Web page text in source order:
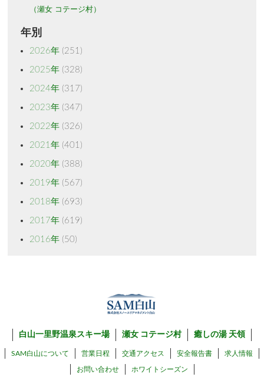
（瀬女 コテージ村）
年別
2026年(251)
2025年(328)
2024年(317)
2023年(347)
2022年(326)
2021年(401)
2020年(388)
2019年(567)
2018年(693)
2017年(619)
2016年(50)
白山一里野温泉スキー場 瀬女 コテージ村 癒しの湯 天領
SAM白山について 営業日程 交通アクセス 安全報告書 求人情報
お問い合わせ ホワイトシーズン